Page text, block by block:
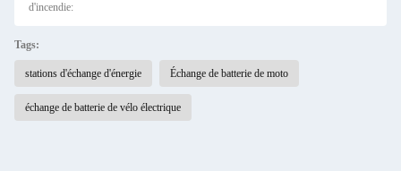
d'incendie:
Tags:
stations d'échange d'énergie Échange de batterie de moto
échange de batterie de vélo électrique